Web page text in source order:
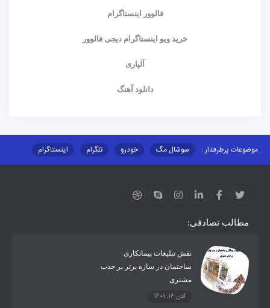
فالوور اینستاگرام
خرید ویو اینستاگرام دیجی فالوور
آلپاری
دانلود آهنگ
موضوعات پرطرفدار : سوشال مگ خودرو تلگرام
اینستاگرام
مطالب تصادفی:
نقش تبلیغات پیمانکاری
ساختمان در سازه برتر بر جذب
مشتری
آبان 16, 1401